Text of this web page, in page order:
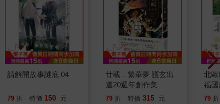
請解開故事謎底 04
79 折 特價 150 元
廿載．繁華夢 護玄出
道20週年創作集
79 折 特價 315 元
北
福
79 折